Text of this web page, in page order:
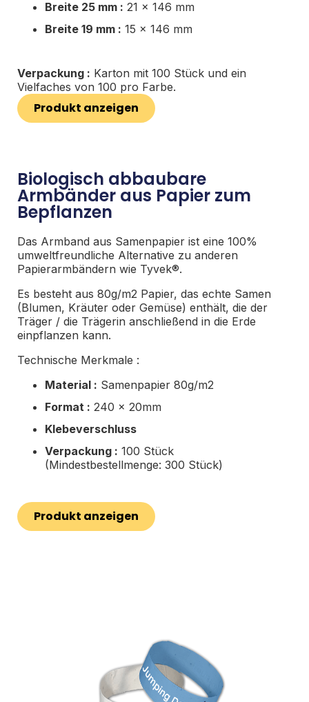
Breite 25 mm : 21 x 146 mm
Breite 19 mm : 15 x 146 mm
Verpackung : Karton mit 100 Stück und ein
Vielfaches von 100 pro Farbe.
Produkt anzeigen
Biologisch abbaubare
Armbänder aus Papier zum
Bepflanzen
Das Armband aus Samenpapier ist eine 100%
umweltfreundliche Alternative zu anderen
Papierarmbändern wie Tyvek®.
Es besteht aus 80g/m2 Papier, das echte Samen
(Blumen, Kräuter oder Gemüse) enthält, die der
Träger / die Trägerin anschließend in die Erde
einpflanzen kann.
Technische Merkmale :
Material : Samenpapier 80g/m2
Format : 240 x 20mm
Klebeverschluss
Verpackung : 100 Stück
(Mindestbestellmenge: 300 Stück)
Produkt anzeigen